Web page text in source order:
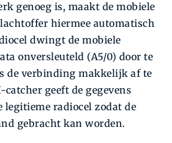
genoeg is, maakt de mobiele
hiermee automatisch
dwingt de mobiele
onversleuteld (A5/0) door te
de verbinding makkelijk af te
geeft de gegevens
legitieme radiocel zodat de
gebracht kan worden.